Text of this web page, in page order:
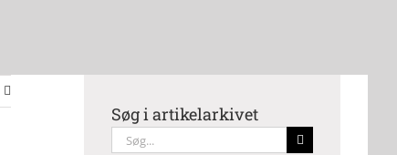
Søg i artikelarkivet
Søg